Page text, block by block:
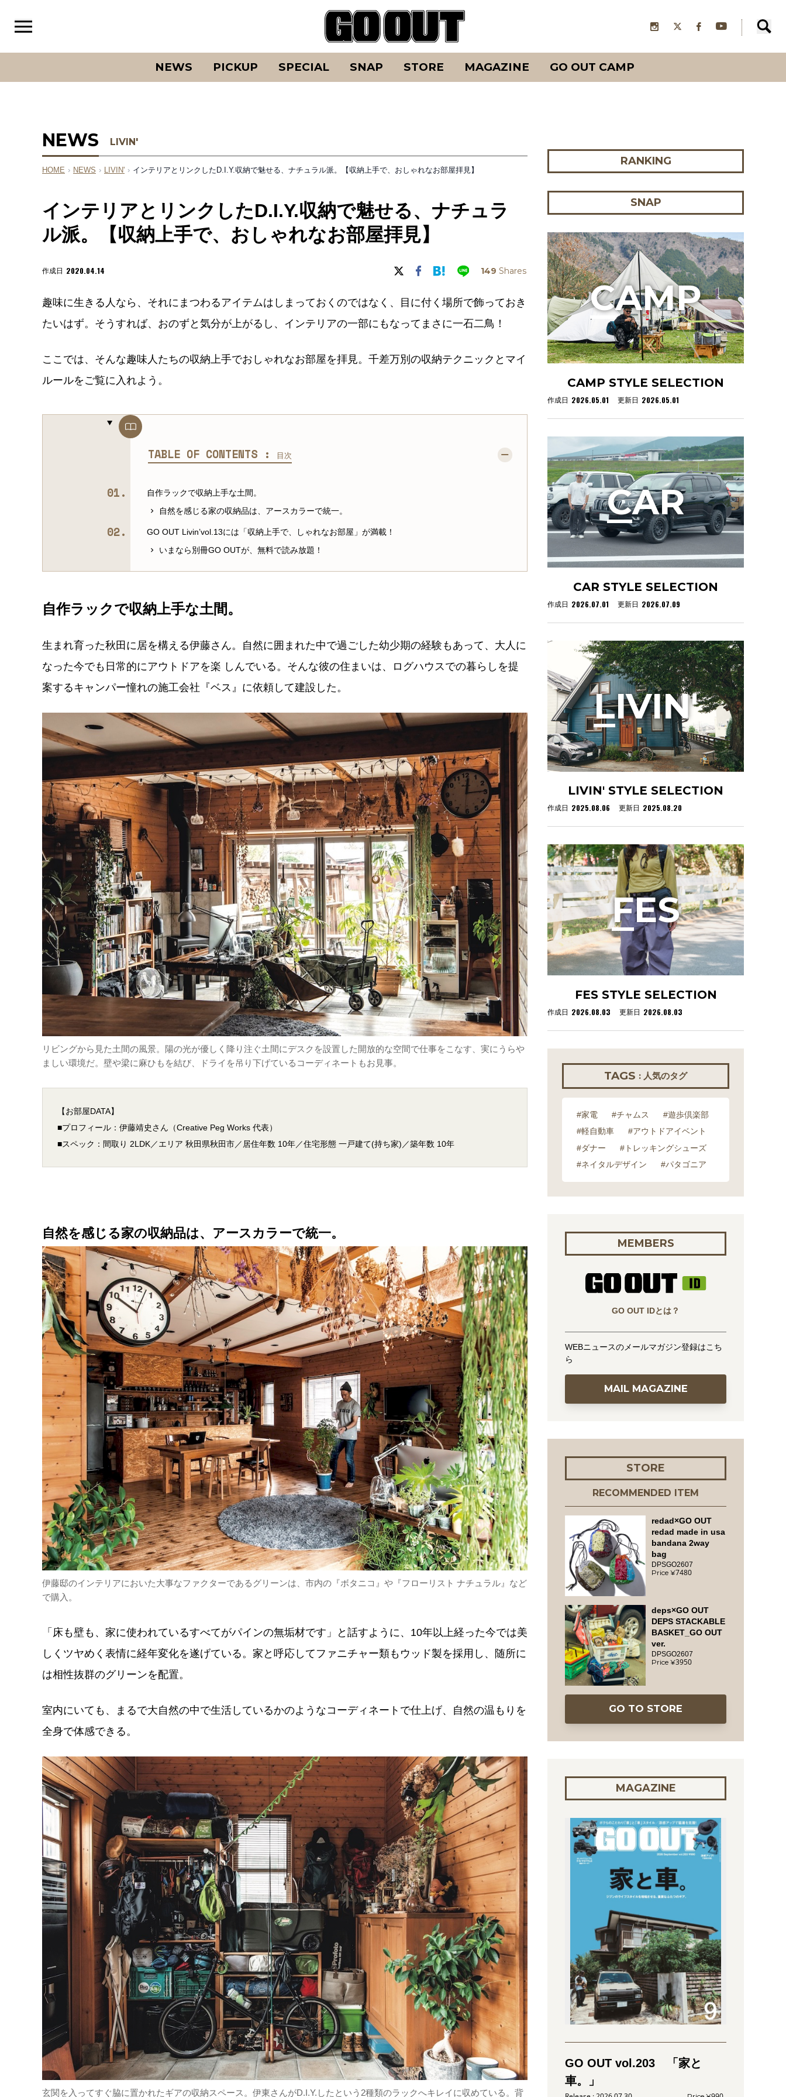
NEWS PICKUP SPECIAL SNAP STORE MAGAZINE GO OUT CAMP
NEWS LIVIN'
HOME › NEWS › LIVIN' › インテリアとリンクしたD.I.Y.収納で魅せる、ナチュラル派。【収納上手で、おしゃれなお部屋拝見】
インテリアとリンクしたD.I.Y.収納で魅せる、ナチュラ
ル派。【収納上手で、おしゃれなお部屋拝見】
作成日 2020.04.14 149 Shares
趣味に生きる人なら、それにまつわるアイテムはしまっておくのではなく、目に付く場所で飾っておき
たいはず。そうすれば、おのずと気分が上がるし、インテリアの一部にもなってまさに一石二鳥！
ここでは、そんな趣味人たちの収納上手でおしゃれなお部屋を拝見。千差万別の収納テクニックとマイ
ルールをご覧に入れよう。
TABLE OF CONTENTS : 目次
自作ラックで収納上手な土間。
自然を感じる家の収納品は、アースカラーで統一。
GO OUT Livin’vol.13には「収納上手で、しゃれなお部屋」が満載！
いまなら別冊GO OUTが、無料で読み放題！
自作ラックで収納上手な土間。
生まれ育った秋田に居を構える伊藤さん。自然に囲まれた中で過ごした幼少期の経験もあって、大人に
なった今でも日常的にアウトドアを楽 しんでいる。そんな彼の住まいは、ログハウスでの暮らしを提
案するキャンパー憧れの施工会社『ベス』に依頼して建設した。
リビングから見た土間の風景。陽の光が優しく降り注ぐ土間にデスクを設置した開放的な空間で仕事をこなす、実にうらや
ましい環境だ。壁や梁に麻ひもを結び、ドライを吊り下げているコーディネートもお見事。
【お部屋DATA】
■プロフィール： 伊藤靖史さん（Creative Peg Works 代表）
■スペック：間取り 2LDK／エリア 秋田県秋田市／居住年数 10年／住宅形態 一戸建て(持ち家)／築年数 10年
自然を感じる家の収納品は、アースカラーで統一。
伊藤邸のインテリアにおいた大事なファクターであるグリーンは、市内の『ボタニコ』や『フローリスト ナチュラル』など
で購入。
「床も壁も、家に使われているすべてがパインの無垢材です」と話すように、10年以上経った今では美
しくツヤめく表情に経年変化を遂げている。家と呼応してファニチャー類もウッド製を採用し、随所に
は相性抜群のグリーンを配置。
室内にいても、まるで大自然の中で生活しているかのようなコーディネートで仕上げ、自然の温もりを
全身で体感できる。
玄関を入ってすぐ脇に置かれたギアの収納スペース。伊東さんがD.I.Y.したという2種類のラックへキレイに収めている。背
RANKING
SNAP
CAMP STYLE SELECTION
作成日 2026.05.01 更新日 2026.05.01
CAMP
CAR STYLE SELECTION
作成日 2026.07.01 更新日 2026.07.09
CAR
LIVIN' STYLE SELECTION
作成日 2025.08.06 更新日 2025.08.20
LIVIN'
FES STYLE SELECTION
作成日 2026.08.03 更新日 2026.08.03
FES
TAGS : 人気のタグ
#家電 #チャムス
#遊歩倶楽部
#軽自動車
#アウトドアイベント
#ダナー
#トレッキングシューズ
#ネイタルデザイン
#パタゴニア
MEMBERS
GO OUT IDとは？
WEBニュースのメールマガジン登録はこち
ら
MAIL MAGAZINE
STORE
RECOMMENDED ITEM
redad×GO OUT
redad made in usa
bandana 2way
bag
DPSGO2607
7480
deps×GO OUT
DEPS STACKABLE
BASKET_GO OUT
ver.
DPSGO2607
3950
GO TO STORE
MAGAZINE
GO OUT vol.203 「家と
車。」